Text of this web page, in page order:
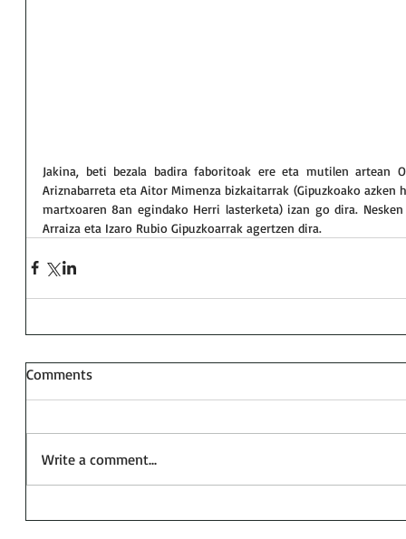
Jakina, beti bezala badira faboritoak ere eta mutilen artean
Ariznabarreta eta Aitor Mimenza bizkaitarrak (Gipuzkoako azken
martxoaren 8an egindako Herri lasterketa) izan go dira.
Arraiza eta Izaro Rubio Gipuzkoarrak agertzen dira.
Comments
Write a comment...